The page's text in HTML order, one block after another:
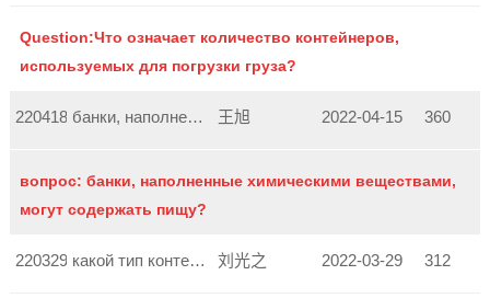
Question:Что означает количество контейнеров,
используемых для погрузки груза?
220418161636479 банки, наполненные химическими веществами, могут с... 王旭 2022-04-15 360
вопрос: банки, наполненные химическими веществами,
могут содержать пищу?
220329171848656 какой тип контейнера? 刘光之 2022-03-29 312